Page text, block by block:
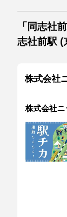
「同志社
志社前駅 (
株式会社
株式会社